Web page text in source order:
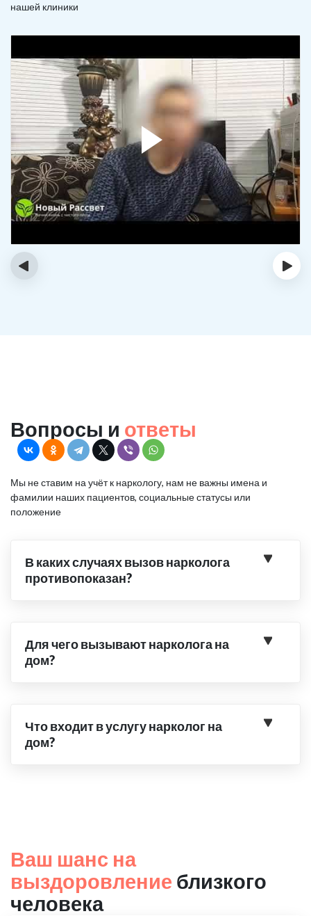
нашей клиники
‹ ›
Вопросы и ответы
Мы не ставим на учёт к наркологу, нам не важны имена и
фамилии наших пациентов, социальные статусы или
положение
В каких случаях вызов нарколога
противопоказан?
Для чего вызывают нарколога на
дом?
Что входит в услугу нарколог на
дом?
Ваш шанс на
выздоровление близкого
человека